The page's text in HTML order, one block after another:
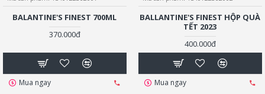
BALANTINE'S FINEST 700ML
370.000đ
Mua ngay
BALLANTINE'S FINEST HỘP QUÀ
TẾT 2023
400.000đ
Mua ngay